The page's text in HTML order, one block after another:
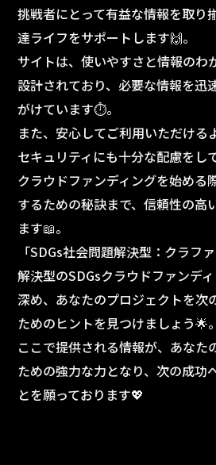
挑戦者にとって有益な情報を取り
達ライフをサポートします🙌。
サイトは、使いやすさと情報のわ
設計されており、必要な情報を迅
がけています⏱️。
また、安心してご利用いただける
セキュリティにも十分な配慮をし
クラウドファンディングを始める
するための秘訣まで、信頼性の高
ます📖。
「SDGs社会問題解決型：クラフ
解決型のSDGsクラウドファンデ
深め、あなたのプロジェクトを次
ためのヒントを見つけましょう🌟。
ここで提供される情報が、あなた
ための強力な力となり、次の成功
とを願っております💖